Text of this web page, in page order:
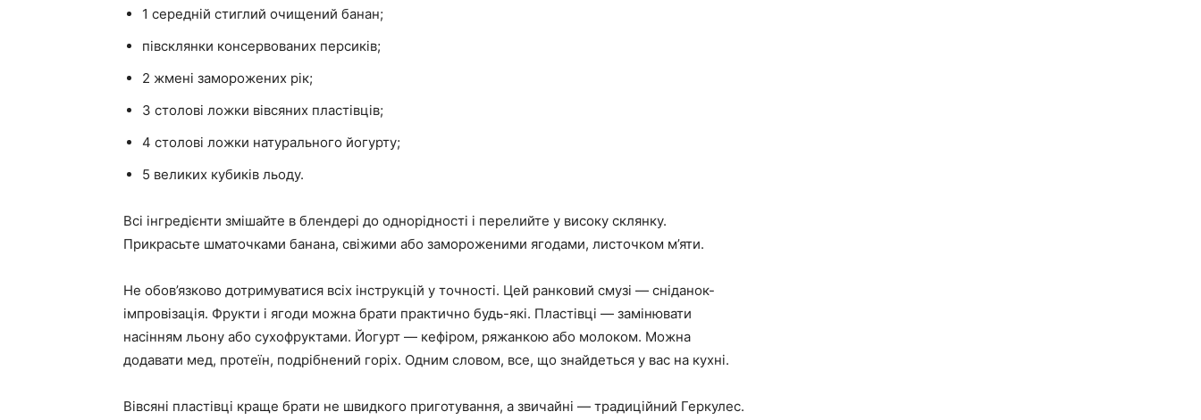
1 середній стиглий очищений банан;
півсклянки консервованих персиків;
2 жмені заморожених рік;
3 столові ложки вівсяних пластівців;
4 столові ложки натурального йогурту;
5 великих кубиків льоду.
Всі інгредієнти змішайте в блендері до однорідності і перелийте у високу склянку.
Прикрасьте шматочками банана, свіжими або замороженими ягодами, листочком м’яти.
Не обов’язково дотримуватися всіх інструкцій у точності. Цей ранковий смузі — сніданок-
імпровізація. Фрукти і ягоди можна брати практично будь-які. Пластівці — замінювати
насінням льону або сухофруктами. Йогурт — кефіром, ряжанкою або молоком. Можна
додавати мед, протеїн, подрібнений горіх. Одним словом, все, що знайдеться у вас на кухні.
Вівсяні пластівці краще брати не швидкого приготування, а звичайні — традиційний Геркулес.